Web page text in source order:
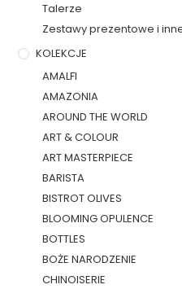
Talerze
Zestawy prezentowe i
KOLEKCJE
AMALFI
AMAZONIA
AROUND THE WORLD
ART & COLOUR
ART MASTERPIECE
BARISTA
BISTROT OLIVES
BLOOMING OPULENCE
BOTTLES
BOŻE NARODZENIE
CHINOISERIE